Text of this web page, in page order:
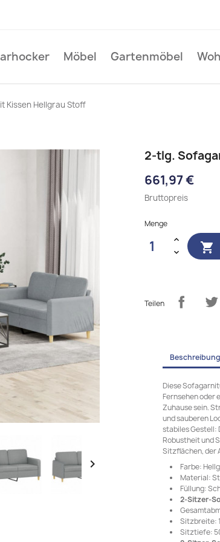
Möbel Gartenmöbel
Kissen Hellgrau Stoff

2-tlg.
661,97 €
Bruttopreis
Menge

Teilen
Beschreibung
Diese
Fernsehen oder
Zuhause sein.
und sauberen
stabiles Gestell:
Robustheit und
Sitzflächen, der
Farbe:
Material:
Füllung:
2-Sitzer-
Sitzbreite:
Sitztiefe: